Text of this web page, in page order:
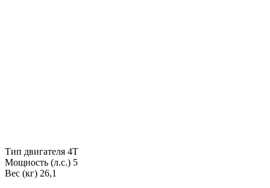
Тип двигателя 4Т
Мощность (л.с.) 5
Вес (кг) 26,1